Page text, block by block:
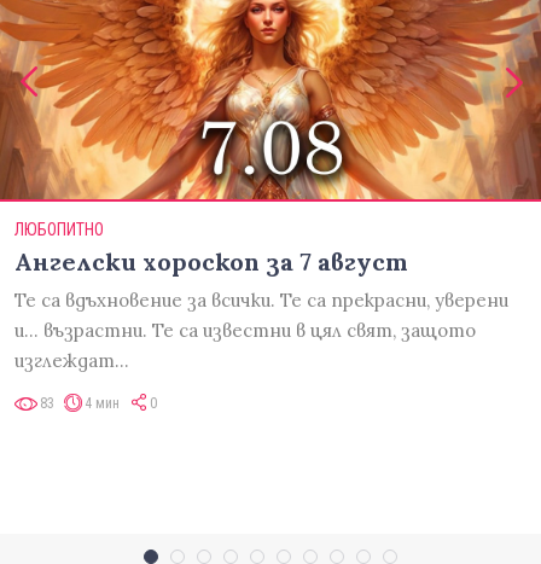
ЛЮБОПИТНО
Ангелски хороскоп за 7 август
Те са вдъхновение за всички. Те са прекрасни, уверени
и... възрастни. Те са известни в цял свят, защото
изглеждат…
83 4 мин 0